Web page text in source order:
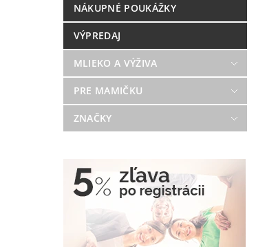
NÁKUPNÉ POUKÁŽKY
VÝPREDAJ
MLIEKO A VÝŽIVA
PRE MAMIČKU
ZNAČKY